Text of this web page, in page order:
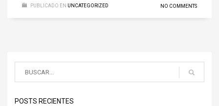
PUBLICADO EN UNCATEGORIZED NO COMMENTS
POSTS RECIENTES